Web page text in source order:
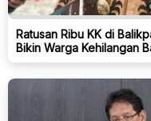
Ratusan Ribu KK di
Bikin Warga Kehilangan